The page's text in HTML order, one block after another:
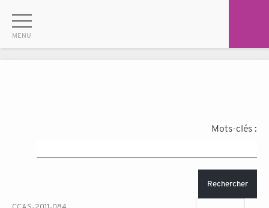
Mots-clés :
Rechercher